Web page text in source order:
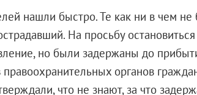
нашли быстро. Те как ни в чем
На просьбу
но были задержаны до
органов
что не знают, за что